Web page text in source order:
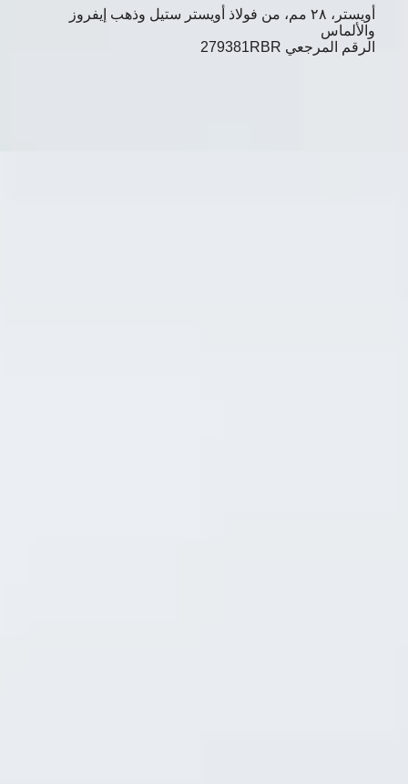
أويستر، ٢٨ مم، من فولاذ أويستر ستيل وذهب إيفروز
والألماس
الرقم المرجعي 279381RBR